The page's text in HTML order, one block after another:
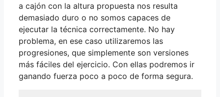
a cajón con la altura propuesta nos resulta
demasiado duro o no somos capaces de
ejecutar la técnica correctamente. No hay
problema, en ese caso utilizaremos las
progresiones, que simplemente son versiones
más fáciles del ejercicio. Con ellas podremos ir
ganando fuerza poco a poco de forma segura.